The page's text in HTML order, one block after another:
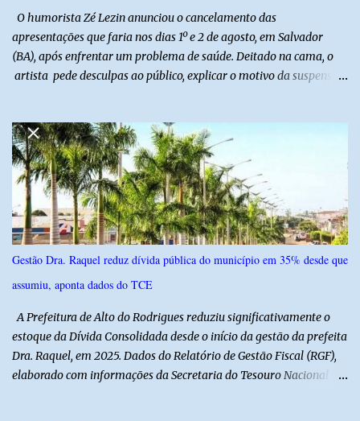
O humorista Zé Lezin anunciou o cancelamento das
apresentações que faria nos dias 1º e 2 de agosto, em Salvador
(BA), após enfrentar um problema de saúde. Deitado na cama, o
artista pede desculpas ao público, explicar o motivo da suspensão
impossível viajar e subir ao palco. O comediante contou que
precisou ser levado a um hospital depois de perder a capacidade
de andar normalmente. “Eu não estou conseguindo nem me
levantar direito da cama. É um processo muito dolorido”, relatou o
humorista. Durante o atendimento médico, o humorista foi
diagnosticado com “bico de papagaio” na região da coluna. De
acordo com ele, os laudos médicos já foram encaminhados à
equipe responsável, que acompanha o tratamento. Zé Lezin
afirmou ainda que está passando por um tratamento intenso, com
revelou ...
Gestão Dra. Raquel reduz dívida pública do município em 35% desde que
assumiu, aponta dados do TCE
A Prefeitura de Alto do Rodrigues reduziu significativamente o
estoque da Dívida Consolidada desde o início da gestão da prefeita
Dra. Raquel, em 2025. Dados do Relatório de Gestão Fiscal (RGF),
elaborado com informações da Secretaria do Tesouro Nacional